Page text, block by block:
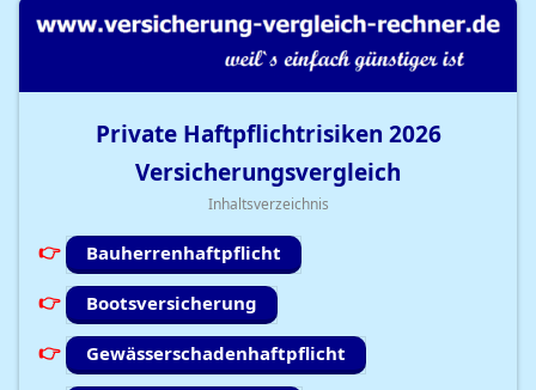
Private Haftpflichtrisiken 2026
Versicherungsvergleich
Inhaltsverzeichnis
Bauherrenhaftpflicht
Bootsversicherung
Gewässerschadenhaftpflicht